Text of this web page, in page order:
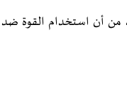
من أن استخدام القوة